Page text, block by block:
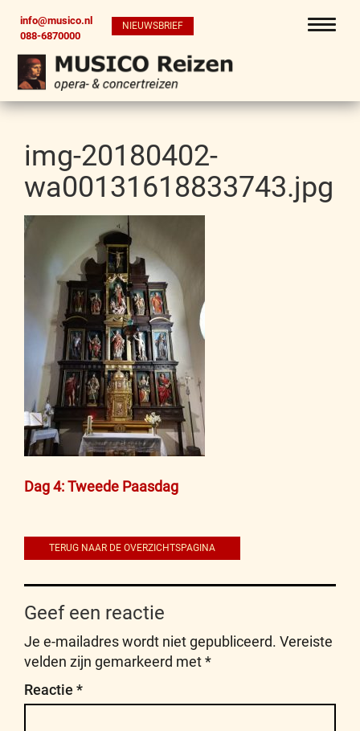
info@musico.nl
088-6870000
NIEUWSBRIEF
img-20180402-
wa00131618833743.jpg
Bericht
Dag 4: Tweede Paasdag
TERUG NAAR DE OVERZICHTSPAGINA
Geef een reactie
Je e-mailadres wordt niet gepubliceerd. Vereiste
velden zijn gemarkeerd met*
Reactie *